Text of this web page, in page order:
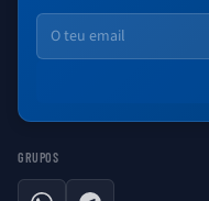
Email
GRUPOS